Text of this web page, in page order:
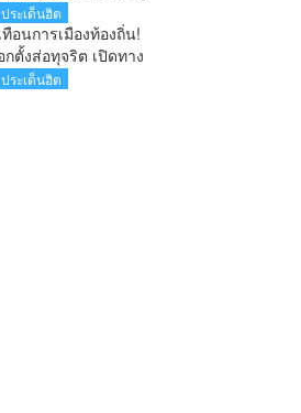
บกภาระดูแลกว่า 200
ระเด็นฮิต
ทือนการเมืองท้องถิ่น!
ตั้งส่อทุจริต เปิดทาง
ม่ใน 60 วัน
ระเด็นฮิต